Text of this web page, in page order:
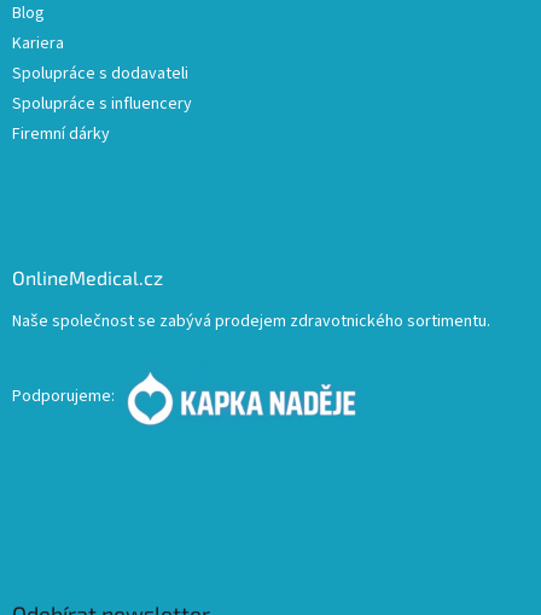
Blog
Kariera
Spolupráce s dodavateli
Spolupráce s influencery
Firemní dárky
OnlineMedical.cz
Naše společnost se zabývá prodejem zdravotnického sortimentu.
Podporujeme: